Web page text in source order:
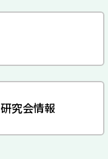
研究会情報